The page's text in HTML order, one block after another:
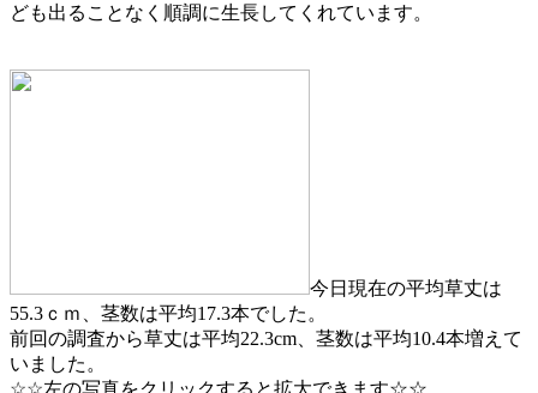
ども出ることなく順調に生長してくれています。
今日現在の平均草丈は
55.3ｃｍ、茎数は平均17.3本でした。
前回の調査から草丈は平均22.3cm、茎数は平均10.4本増えて
いました。
☆☆左の写真をクリックすると拡大できます☆☆